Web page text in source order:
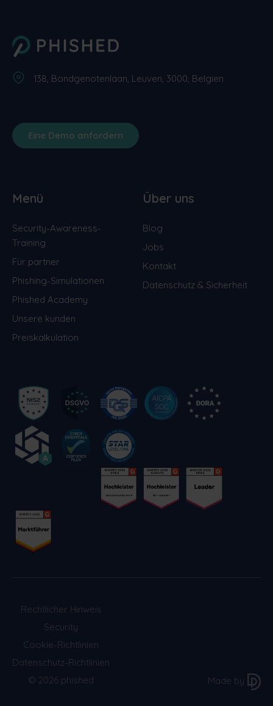
138, Bondgenotenlaan, Leuven, 3000, Belgien
Eine Demo anfordern
Menü
Security-Awareness-
Training
Für partner
Phishing-Simulationen
Phished Academy
Unsere kunden
Preiskalkulation
Über uns
Blog
Jobs
Kontakt
Datenschutz & Sicherheit
© 2026 phished
Datenschutz-Richtlinien
Cookie-Richtlinien
Security
Rechtlicher Hinweis
Made by